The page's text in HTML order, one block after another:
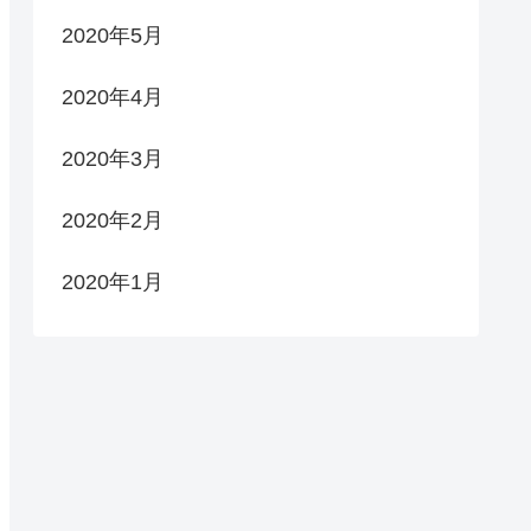
2020年5月
2020年4月
2020年3月
2020年2月
2020年1月